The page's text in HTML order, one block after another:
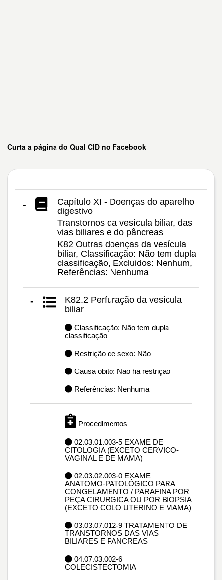
Curta a página do Qual CID no Facebook
-
Capítulo XI - Doenças do aparelho
digestivo
Transtornos da vesícula biliar, das
vias biliares e do pâncreas
K82 Outras doenças da vesícula
biliar, Classificação: Não tem dupla
classificação, Excluidos: Nenhum,
Referências: Nenhuma
-
K82.2 Perfuração da vesícula
biliar
Classificação: Não tem dupla
classificação
Restrição de sexo: Não
Causa óbito: Não há restrição
Referências: Nenhuma
Procedimentos
02.03.01.003-5 EXAME DE
CITOLOGIA (EXCETO CERVICO-
VAGINAL E DE MAMA)
02.03.02.003-0 EXAME
ANATOMO-PATOLÓGICO PARA
CONGELAMENTO / PARAFINA POR
PEÇA CIRURGICA OU POR BIOPSIA
(EXCETO COLO UTERINO E MAMA)
03.03.07.012-9 TRATAMENTO DE
TRANSTORNOS DAS VIAS
BILIARES E PANCREAS
04.07.03.002-6
COLECISTECTOMIA